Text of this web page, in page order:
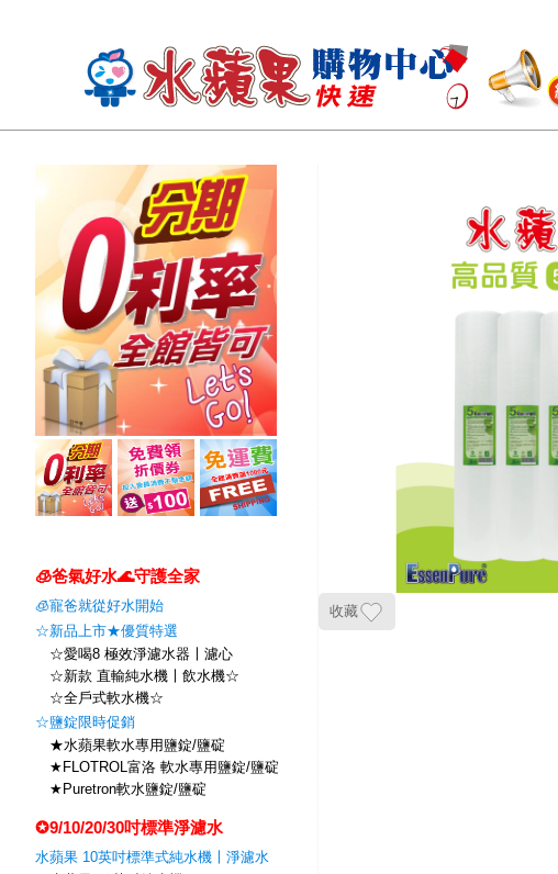
🧊爸氣好水🌊守護全家
🧊寵爸就從好水開始
☆新品上市★優質特選
☆愛喝8 極效淨濾水器〡濾心
☆新款 直輸純水機〡飲水機☆
☆全戶式軟水機☆
☆鹽錠限時促銷
★水蘋果軟水專用鹽錠/鹽碇
★FLOTROL富洛 軟水專用鹽錠/鹽碇
★Puretron軟水鹽錠/鹽碇
✪9/10/20/30吋標準淨濾水
水蘋果 10英吋標準式純水機〡淨濾水
收藏